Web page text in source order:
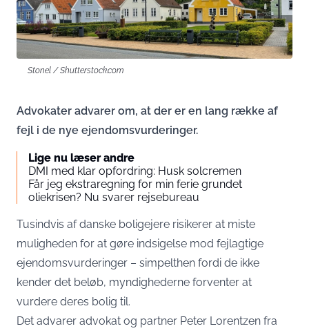
Stonel / Shutterstock.com
Advokater advarer om, at der er en lang række af
fejl i de nye ejendomsvurderinger.
Lige nu læser andre
DMI med klar opfordring: Husk solcremen
Får jeg ekstraregning for min ferie grundet
oliekrisen? Nu svarer rejsebureau
Tusindvis af danske boligejere risikerer at miste
muligheden for at gøre indsigelse mod fejlagtige
ejendomsvurderinger – simpelthen fordi de ikke
kender det beløb, myndighederne forventer at
vurdere deres bolig til.
Det advarer advokat og partner Peter Lorentzen fra